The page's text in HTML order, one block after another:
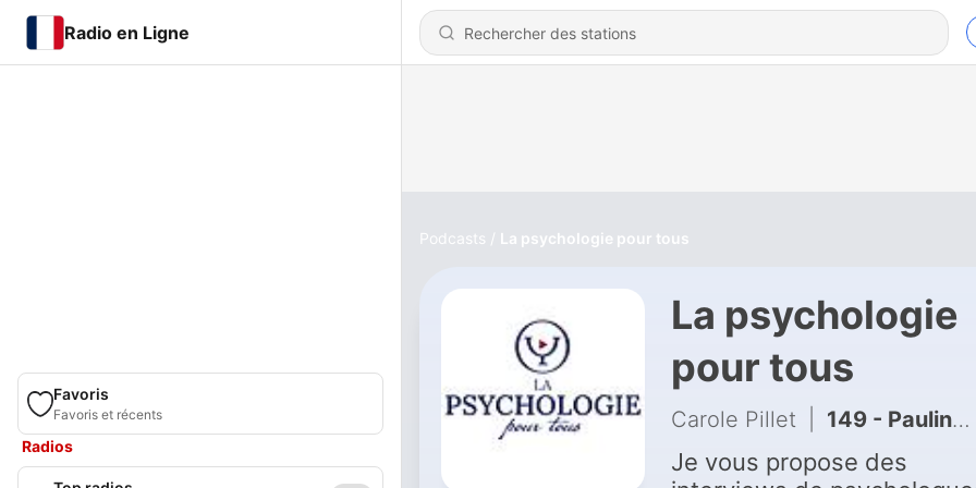
Radio en Ligne
Favoris
Favoris et récents
Radios
Podcasts La psychologie pour tous
La psychologie
pour tous
Carole Pillet 149 - Pauline Martin-Chave : Traumas en creux : Chercher à l'extérieur ce qui manque en soi (suradaptation, besoins de reconnaissance...)
Je vous propose des